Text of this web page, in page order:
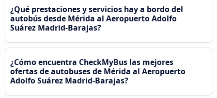
¿Qué prestaciones y servicios hay a bordo del
autobús desde Mérida al Aeropuerto Adolfo
Suárez Madrid-Barajas?
¿Cómo encuentra CheckMyBus las mejores
ofertas de autobuses de Mérida al Aeropuerto
Adolfo Suárez Madrid-Barajas?